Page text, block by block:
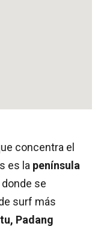
concentra el
es la península
donde se
surf más
Padang